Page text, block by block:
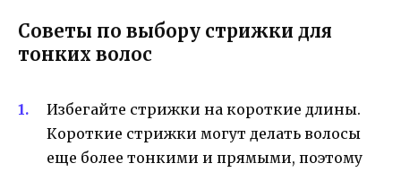
Советы по выбору стрижки для
тонких волос
Избегайте стрижки на короткие длины.
Короткие стрижки могут делать волосы
еще более тонкими и прямыми, поэтому